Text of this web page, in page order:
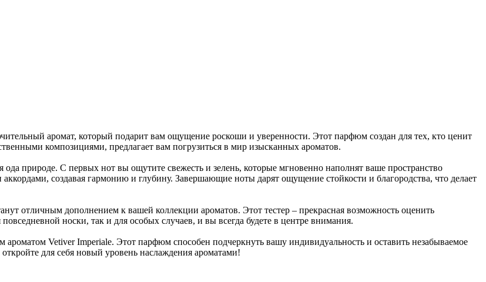
аромат, который подарит вам ощущение роскоши и уверенности. Этот парфюм создан для тех, кто ценит
композициями, предлагает вам погрузиться в мир изысканных ароматов.
природе. С первых нот вы ощутите свежесть и зелень, которые мгновенно наполнят ваше пространство
создавая гармонию и глубину. Завершающие ноты дарят ощущение стойкости и благородства, что делает
отличным дополнением к вашей коллекции ароматов. Этот тестер – прекрасная возможность оценить
носки, так и для особых случаев, и вы всегда будете в центре внимания.
Vetiver Imperiale. Этот парфюм способен подчеркнуть вашу индивидуальность и оставить незабываемое
для себя новый уровень наслаждения ароматами!